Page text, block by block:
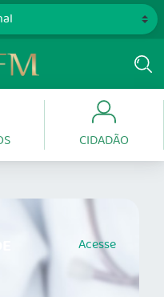
CIDADÃO
Acesse